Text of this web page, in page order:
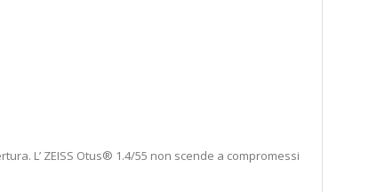
L’ ZEISS Otus® 1.4/55 non scende a compromessi